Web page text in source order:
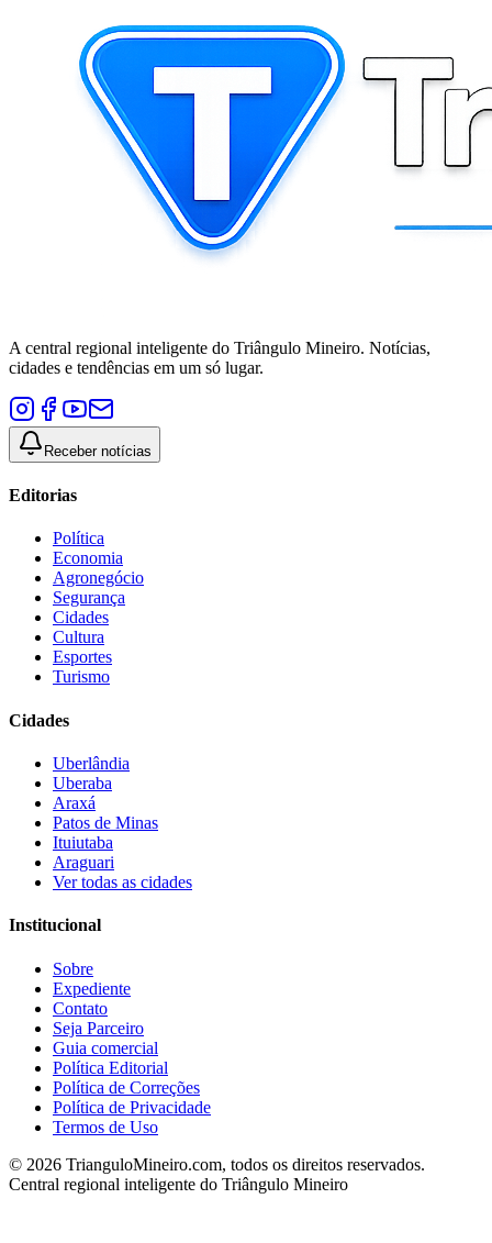
A central regional inteligente do Triângulo Mineiro. Notícias,
cidades e tendências em um só lugar.
Receber notícias
Editorias
Política
Economia
Agronegócio
Segurança
Cidades
Cultura
Esportes
Turismo
Cidades
Uberlândia
Uberaba
Araxá
Patos de Minas
Ituiutaba
Araguari
Ver todas as cidades
Institucional
Sobre
Expediente
Contato
Seja Parceiro
Guia comercial
Política Editorial
Política de Correções
Política de Privacidade
Termos de Uso
© 2026 TrianguloMineiro.com, todos os direitos reservados.
Central regional inteligente do Triângulo Mineiro